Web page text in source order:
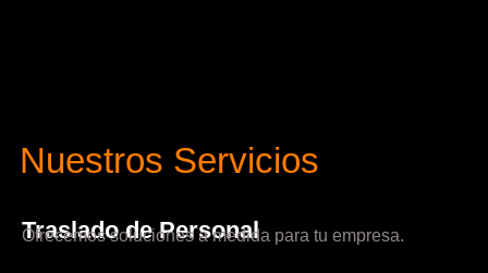
Nuestros Servicios
Traslado de Personal
Ofrecemos soluciones a medida para tu empresa.